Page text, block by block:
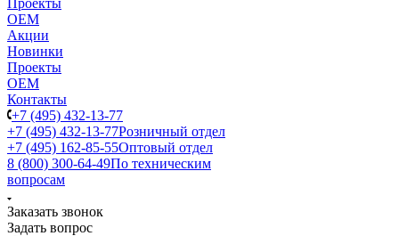
Проекты
ОЕМ
Акции
Новинки
Проекты
ОЕМ
Контакты
+7 (495) 432-13-77
+7 (495) 432-13-77Розничный отдел
+7 (495) 162-85-55Оптовый отдел
8 (800) 300-64-49По техническим
вопросам
Заказать звонок
Задать вопрос